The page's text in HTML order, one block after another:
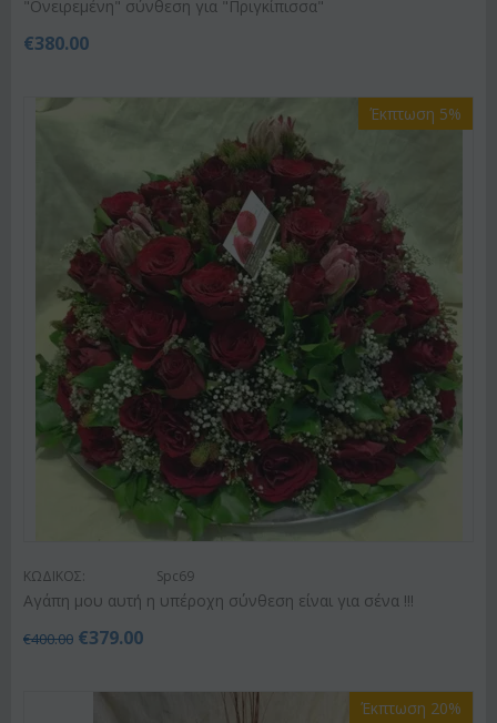
"Ονειρεμένη" σύνθεση για "Πριγκίπισσα"
€380.00
Έκπτωση 5%
ΚΩΔΙΚΟΣ: Spc69
Αγάπη μου αυτή η υπέροχη σύνθεση είναι για σένα !!!
€400.00 €379.00
Έκπτωση 20%